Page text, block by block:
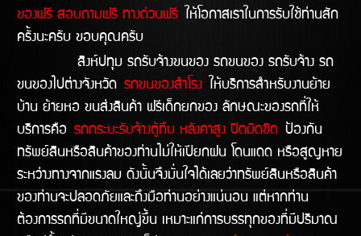
ของฟรี สอบถามฟรี ทางด่วนฟรี ให้โอกาสเราในการรับใช้ท่านสัก
ครั้งนะครับ ขอบคุณครับ
สิงห์ปทุม รถรับจ้างขนของ รถขนของ รถรับจ้าง รถ
ขนของไปต่างจังหวัด รถขนของสำโรง ให้บริการสำหรับงานย้าย
บ้าน ย้ายหอ ขนส่งสินค้า ฟรีเด็กยกของ ลักษณะของรถที่ให้
บริการคือ รถกระบะรับจ้างตู้ทึบ หลังคาสูง ปิดมิดชิด ป้องกัน
ทรัพย์สินหรือสินค้าของท่านไม่ให้เปียกฝน โดนแดด หรือสูญหาย
ระหว่างทางจากแรงลม ดังนั้นจึงมั่นใจได้เลยว่าทรัพย์สินหรือสินค้า
ของท่านจะปลอดภัยและถึงมือท่านอย่างแน่นอน แต่หากท่าน
ต้องการรถที่มีขนาดใหญ่ขึ้น เหมาะแก่การบรรทุกของที่มีปริมาณ